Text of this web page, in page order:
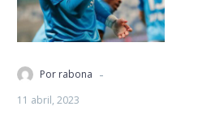
Por rabona -
11 abril, 2023